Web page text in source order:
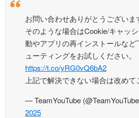
お問い合わせありがとうございま
そのような場合はCookie/キャッ
動やアプリの再インストールなど
ューティングをお試しください。
https://t.co/yRG0vQ6bA2
上記で解決できない場合は改めて
— TeamYouTube
2025